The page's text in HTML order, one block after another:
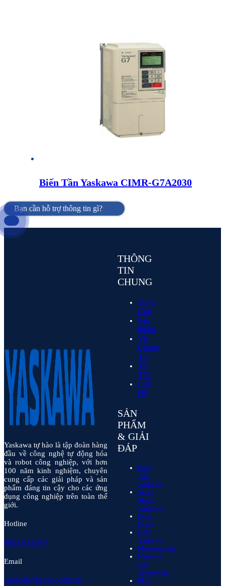
Biến Tần Yaskawa CIMR-G7A2030
Bạn cần hỗ trợ thông tin gì?
Yaskawa tự hào là tập đoàn hàng
đầu về công nghệ tự động hóa
và robot công nghiệp, với hơn
100 năm kinh nghiệm, chuyên
cung cấp các giải pháp và sản
phẩm đáng tin cậy cho các ứng
dụng công nghiệp trên toàn thế
giới.
Hotline
0963 872 967
Email
support@kentek.com.vn
THÔNG
TIN
CHUNG
Trang
Chủ
Sản
phẩm
Về
Chúng
Tôi
Tin
Tức
Liên
Hệ
SẢN
PHẨM
& GIẢI
ĐÁP
Biến
Tần
Yaskawa
Servo
Motor
Yaskawa
Servo
Drive
HMI
Yaskawa
Measurement
Network
and
Teleservice
PLC